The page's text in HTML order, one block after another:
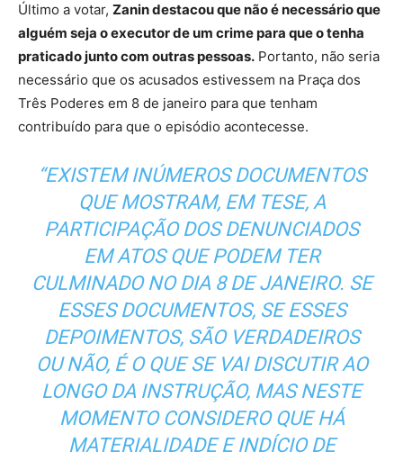
Último a votar, Zanin destacou que não é necessário que
alguém seja o executor de um crime para que o tenha
praticado junto com outras pessoas. Portanto, não seria
necessário que os acusados estivessem na Praça dos
Três Poderes em 8 de janeiro para que tenham
contribuído para que o episódio acontecesse.
“EXISTEM INÚMEROS DOCUMENTOS
QUE MOSTRAM, EM TESE, A
PARTICIPAÇÃO DOS DENUNCIADOS
EM ATOS QUE PODEM TER
CULMINADO NO DIA 8 DE JANEIRO. SE
ESSES DOCUMENTOS, SE ESSES
DEPOIMENTOS, SÃO VERDADEIROS
OU NÃO, É O QUE SE VAI DISCUTIR AO
LONGO DA INSTRUÇÃO, MAS NESTE
MOMENTO CONSIDERO QUE HÁ
MATERIALIDADE E INDÍCIO DE